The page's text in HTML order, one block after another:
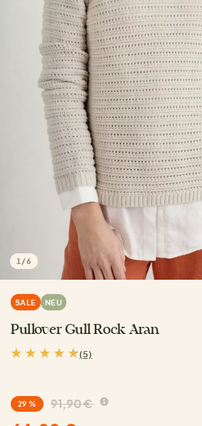
1 /6
SALE NEU
Pullover Gull Rock Aran
(5)
29 % 91,90 €